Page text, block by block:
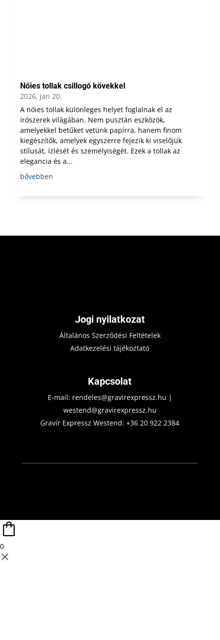
Nőies tollak csillogó kövekkel
2026, jan 20.
A nőies tollak különleges helyet foglalnak el az
írószerek világában. Nem pusztán eszközök,
amelyekkel betűket vetünk papírra, hanem finom
kiegészítők, amelyek egyszerre fejezik ki viselőjük
stílusát, ízlését és személyiségét. Ezek a tollak az
elegancia és a...
bővebben
Jogi nyilatkozat
Általános Szerződési Feltételek
Adatkezelési tájékoztató
Kapcsolat
E-mail: rendeles@gravirexpressz.hu |
westend@gravirexpressz.hu
Gravír Expressz Westend:+36 20 922 2384
0